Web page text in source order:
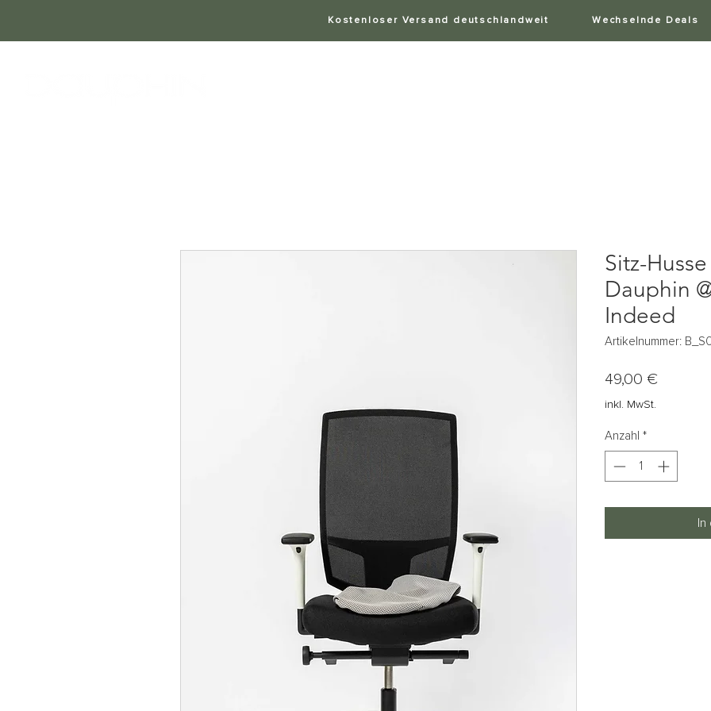
Kostenloser Versand deutschlandweit Wechselnde Deals
Sitz-
Dauphin
Indeed
Artikelnummer:
49,00 €Preis
inkl. MwSt.
Anzahl *
In